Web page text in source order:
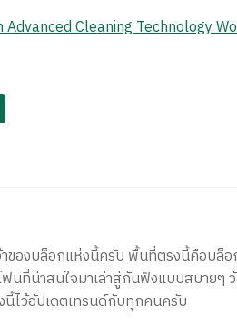
Cleaning Technology
องบล็อกแห่งนี้ครับ พื้นที่ตรงนี้คือบล็
ฟนที่น่าสนใจมาเล่าสู่กันฟังแบบสบาย
ไว้อัปเดตเทรนด์กับทุกคนครับ